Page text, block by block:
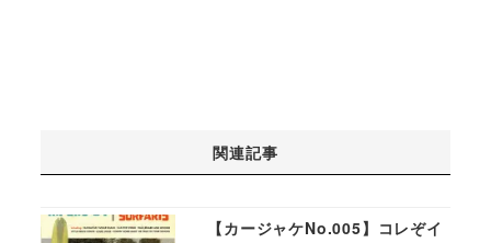
関連記事
【カージャケNo.005】コレぞイ